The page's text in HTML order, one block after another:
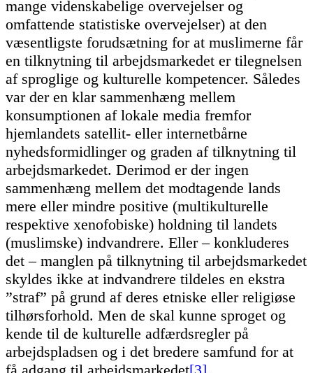
mange videnskabelige overvejelser og
omfattende statistiske overvejelser) at den
væsentligste forudsætning for at muslimerne får
en tilknytning til arbejdsmarkedet er tilegnelsen
af sproglige og kulturelle kompetencer. Således
var der en klar sammenhæng mellem
konsumptionen af lokale media fremfor
hjemlandets satellit- eller internetbårne
nyhedsformidlinger og graden af tilknytning til
arbejdsmarkedet. Derimod er der ingen
sammenhæng mellem det modtagende lands
mere eller mindre positive (multikulturelle
respektive xenofobiske) holdning til landets
(muslimske) indvandrere. Eller – konkluderes
det – manglen på tilknytning til arbejdsmarkedet
skyldes ikke at indvandrere tildeles en ekstra
”straf” på grund af deres etniske eller religiøse
tilhørsforhold. Men de skal kunne sproget og
kende til de kulturelle adfærdsregler på
arbejdspladsen og i det bredere samfund for at